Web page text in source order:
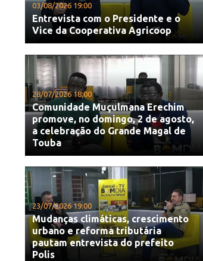
03/08/2026 19:00
Entrevista com o Presidente e o
Vice da Cooperativa Agricoop
28/07/2026 18:00
Comunidade Muçulmana Erechim
promove, no domingo, 2 de agosto,
a celebração do Grande Magal de
Touba
23/07/2026 19:00
Mudanças climáticas, crescimento
urbano e reforma tributária
pautam entrevista do prefeito
Polis